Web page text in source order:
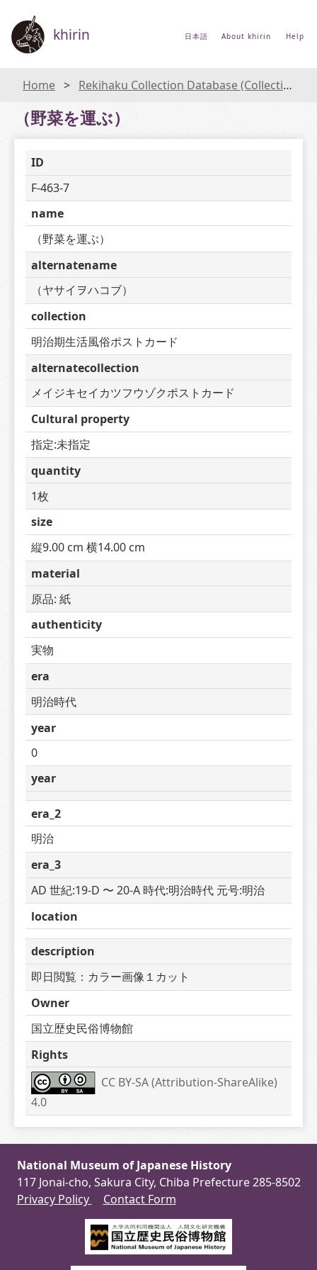
khirin 日本語 About khirin Help
Home Rekihaku Collection Database (Collections Database of the National Museum of Japanese History)
（野菜を運ぶ）
ID
F-463-7
name
（野菜を運ぶ）
alternatename
（ヤサイヲハコブ）
collection
明治期生活風俗ポストカード
alternatecollection
メイジキセイカツフウゾクポストカード
Cultural property
指定:未指定
quantity
1枚
size
縦9.00 cm 横14.00 cm
material
原品: 紙
authenticity
実物
era
明治時代
year
0
year
era_2
明治
era_3
AD 世紀:19-D 〜 20-A 時代:明治時代 元号:明治
location
description
即日閲覧：カラー画像１カット
Owner
国立歴史民俗博物館
Rights
CC BY-SA (Attribution-ShareAlike)
4.0
National Museum of Japanese History
117 Jonai-cho, Sakura City, Chiba Prefecture 285-8502
Privacy Policy
Contact Form